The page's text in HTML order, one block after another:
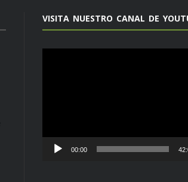
VISITA NUESTRO CANAL DE
00:00